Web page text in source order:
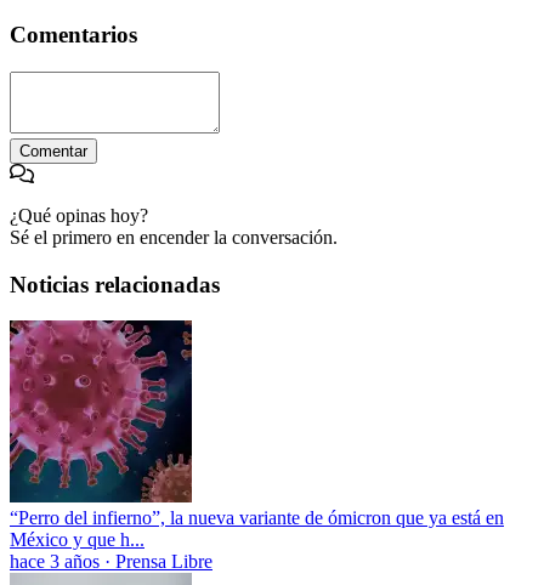
Comentarios
Comentar
¿Qué opinas hoy?
Sé el primero en encender la conversación.
Noticias relacionadas
“Perro del infierno”, la nueva variante de ómicron que ya está en
México y que h...
hace 3 años · Prensa Libre